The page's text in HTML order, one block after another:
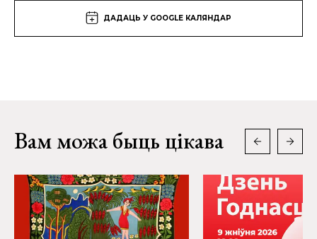
ДАДАЦЬ У GOOGLE КАЛЯНДАР
Вам можа быць цікава